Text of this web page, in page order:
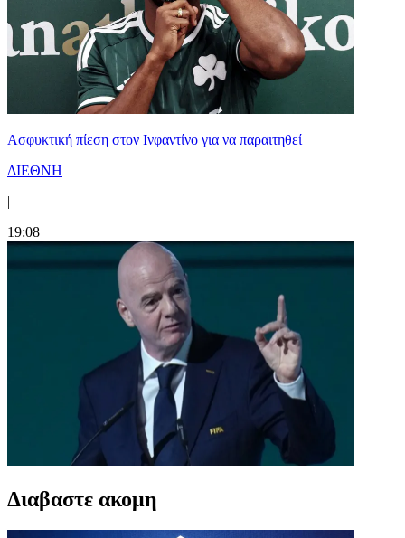
Ασφυκτική πίεση στον Ινφαντίνο για να παραιτηθεί
ΔΙΕΘΝΗ
|
19:08
Διαβαστε ακομη